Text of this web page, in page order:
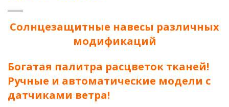
Солнцезащитные навесы различных
модификаций
Богатая палитра расцветок тканей!
Ручные и автоматические модели с
датчиками ветра!